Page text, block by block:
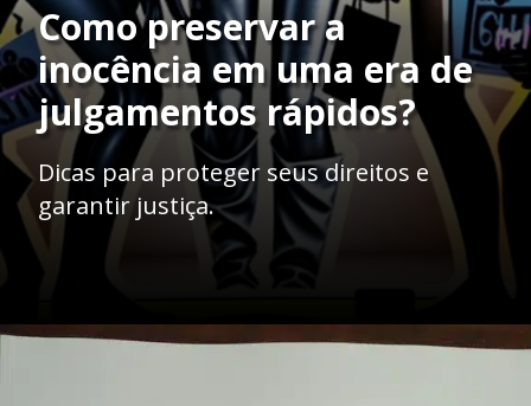
Como preservar a
inocência em uma era de
julgamentos rápidos?
Dicas para proteger seus direitos e
garantir justiça.